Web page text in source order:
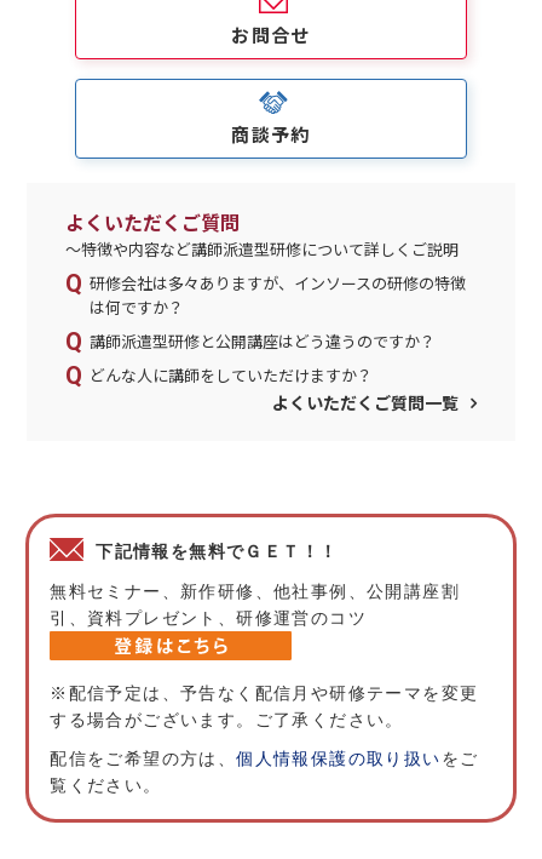
お問合せ
商談予約
よくいただくご質問
～特徴や内容など講師派遣型研修について詳しくご説明
研修会社は多々ありますが、インソースの研修の特徴
は何ですか？
講師派遣型研修と公開講座はどう違うのですか？
どんな人に講師をしていただけますか？
よくいただくご質問一覧
下記情報を無料でＧＥＴ！！
無料セミナー、新作研修、他社事例、公開講座割
引、資料プレゼント、研修運営のコツ
※配信予定は、予告なく配信月や研修テーマを変更
する場合がございます。ご了承ください。
配信をご希望の方は、個人情報保護の取り扱いをご
覧ください。